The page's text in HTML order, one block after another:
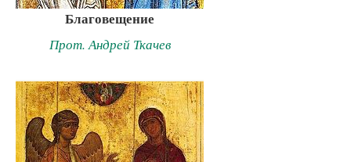
Благовещение
Прот. Андрей Ткачев